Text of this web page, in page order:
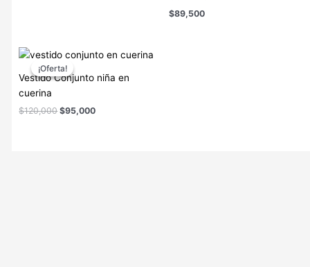
$89,500
¡Oferta!
¡Oferta!
Vestido Conjunto niña en
cuerina
$120,000
El
precio
original
era:
$95,000
El
actual